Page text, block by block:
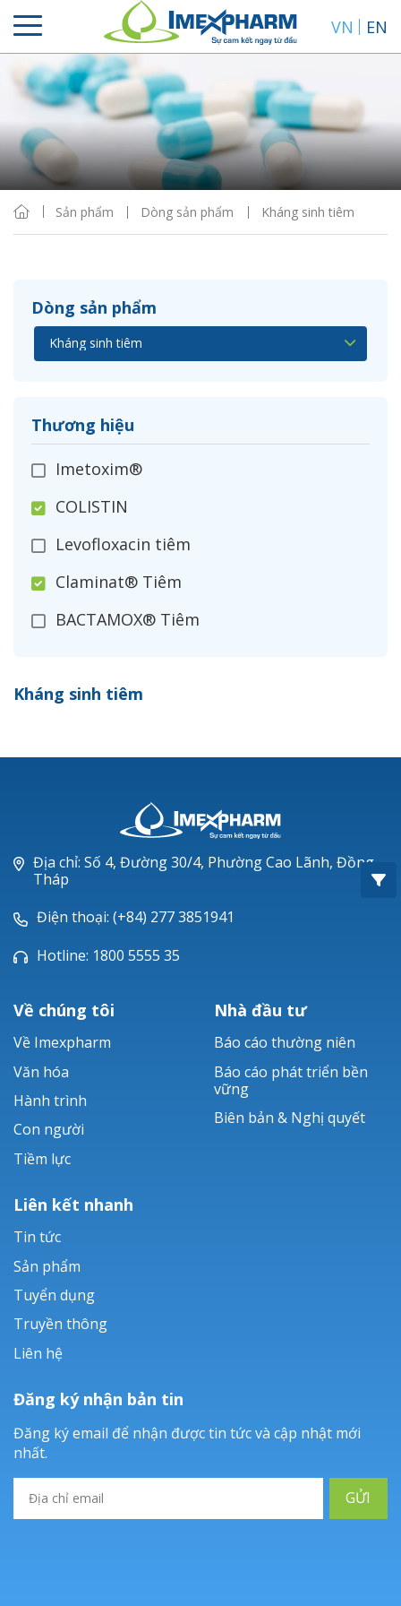
VN EN
Sản phẩm Dòng sản phẩm Kháng sinh tiêm
Dòng sản phẩm
Thương hiệu
Imetoxim®
COLISTIN
Levofloxacin tiêm
Claminat® Tiêm
BACTAMOX® Tiêm
Ceftizoxim®
Piperacillin
Ticarlinat®
Zobacta®
Bacsulfo®
Kháng sinh tiêm
Sắp xếp
Hiển thị
Địa chỉ: Số 4, Đường 30/4, Phường Cao Lãnh, Đồng
Tháp
Điện thoại: (+84) 277 3851941
Hotline: 1800 5555 35
Về chúng tôi
Về Imexpharm
Văn hóa
Hành trình
Con người
Tiềm lực
Nhà đầu tư
Báo cáo thường niên
Báo cáo phát triển bền
vững
Biên bản & Nghị quyết
Liên kết nhanh
Tin tức
Sản phẩm
Tuyển dụng
Truyền thông
Liên hệ
Đăng ký nhận bản tin
Đăng ký email để nhận được tin tức và cập nhật mới
nhất.
GỬI